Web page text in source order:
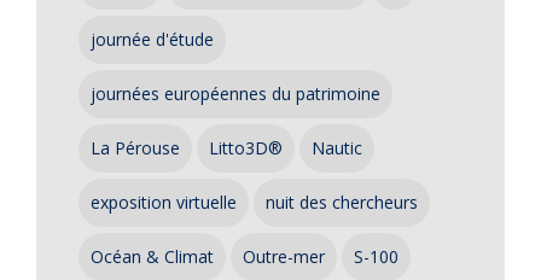
journée d'étude
journées européennes du patrimoine
La Pérouse Litto3D® Nautic
exposition virtuelle nuit des chercheurs
Océan & Climat Outre-mer S-100